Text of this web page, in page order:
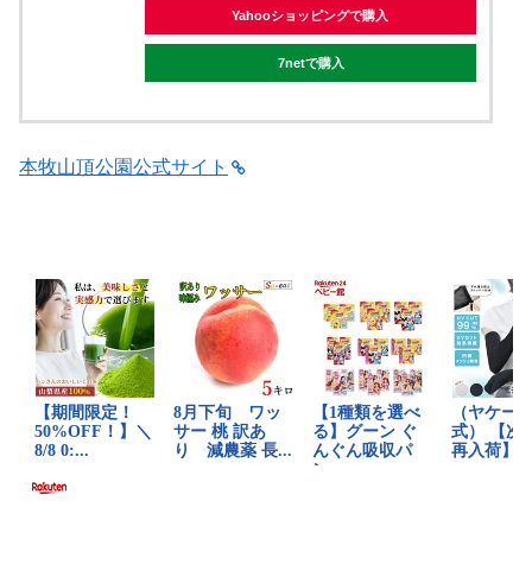
Yahooショッピングで購入
7netで購入
本牧山頂公園公式サイト